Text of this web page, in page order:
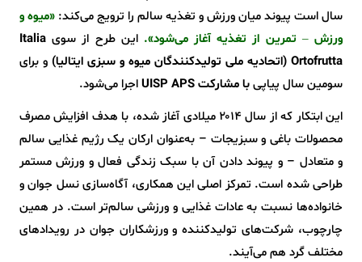
سال است پیوند میان ورزش و تغذیه سالم را ترویج می‌کند: «میوه و
ورزش – تمرین از تغذیه آغاز می‌شود». این طرح از سوی Italia
Ortofrutta (اتحادیه ملی تولیدکنندگان میوه و سبزی ایتالیا) و برای
سومین سال پیاپیبا مشارکت UISP APS
اجرا می‌شود.
این ابتکار که از سال ۲۰۱۴ میلادی آغاز شده، با هدف افزایش مصرف
محصولات باغی و سبزیجات – به‌عنوان ارکان یک رژیم غذایی سالم
و متعادل – و پیوند دادن آن با سبک زندگی فعال و ورزش مستمر
طراحی شده است. تمرکز اصلی این همکاری، آگاه‌سازی نسل جوان و
خانواده‌ها نسبت به عادات غذایی و ورزشی سالم‌تر است. در همین
چارچوب، شرکت‌های تولیدکننده و ورزشکاران جوان در رویدادهای
مختلف گرد هم می‌آیند.